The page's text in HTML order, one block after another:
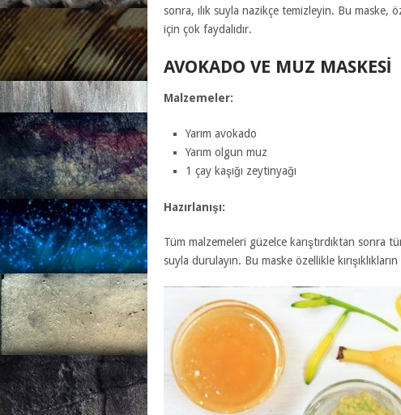
sonra, ılık suyla nazikçe temizleyin. Bu maske,
için çok faydalıdır.
AVOKADO VE MUZ MASKESI
Malzemeler:
Yarım avokado
Yarım olgun muz
1 çay kaşığı zeytinyağı
Hazırlanışı:
Tüm malzemeleri güzelce karıştırdıktan sonra
suyla durulayın. Bu maske özellikle